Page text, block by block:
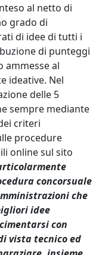
al netto di
grado di
di idee di tutti i
di punteggi
ammesse al
ideative. Nel
delle 5
sempre mediante
criteri
procedure
online sul sito
concorsuale
che
idee
con
vista tecnico ed